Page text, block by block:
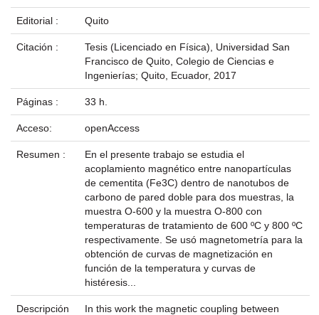
Editorial : Quito
Citación :
Tesis (Licenciado en Física), Universidad San
Francisco de Quito, Colegio de Ciencias e
Ingenierías; Quito, Ecuador, 2017
Páginas : 33 h.
Acceso: openAccess
Resumen :
En el presente trabajo se estudia el
acoplamiento magnético entre nanopartículas
de cementita (Fe3C) dentro de nanotubos de
carbono de pared doble para dos muestras, la
muestra O-600 y la muestra O-800 con
temperaturas de tratamiento de 600 ºC y 800 ºC
respectivamente. Se usó magnetometría para la
obtención de curvas de magnetización en
función de la temperatura y curvas de
histéresis...
Descripción
In this work the magnetic coupling between